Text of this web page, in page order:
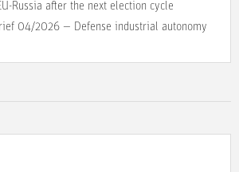
Russia after the next election cycle
04/2026 — Defense industrial autonomy